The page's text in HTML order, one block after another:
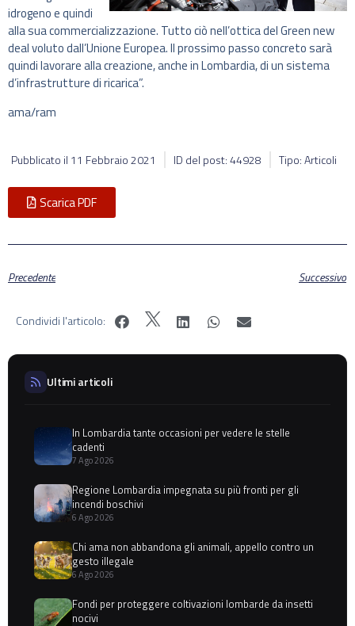
idrogeno e quindi
alla sua commercializzazione. Tutto ciò nell’ottica del Green new
deal voluto dall’Unione Europea. Il prossimo passo concreto sarà
quindi lavorare alla creazione, anche in Lombardia, di un sistema
d’infrastrutture di ricarica”.
ama/ram
Pubblicato il 11 Febbraio 2021 ID del post: 44928 Tipo: Articoli
Scarica PDF
Precedente Successivo
Condividi l'articolo:
Ultimi articoli
In Lombardia tante occasioni per vedere le stelle
cadenti
7 Ago 2026
Regione Lombardia impegnata su più fronti per gli
incendi boschivi
6 Ago 2026
Chi ama non abbandona gli animali, appello contro un
gesto illegale
6 Ago 2026
Fondi per proteggere coltivazioni lombarde da insetti
nocivi